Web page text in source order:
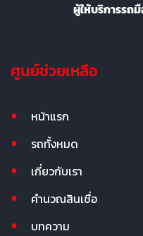
ผู้ให้บริการรถ
ศูนย์ช่วยเหลือ
หน้าแรก
รถทั้งหมด
เกี่ยวกับเรา
คำนวณสินเชื่อ
บทความ